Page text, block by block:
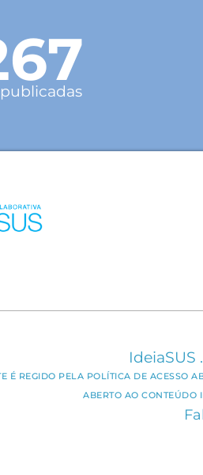
IdeiaSUS
É REGIDO PELA POLÍTICA DE ACESSO
ABERTO AO CONTEÚDO